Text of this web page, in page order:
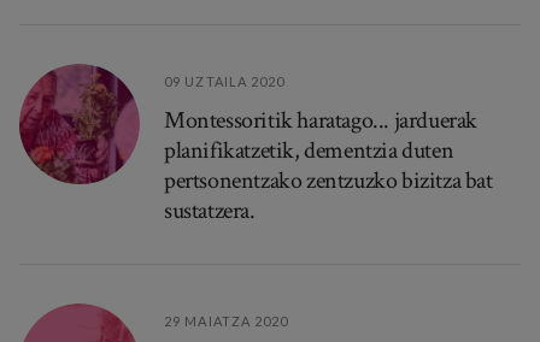
09 UZTAILA 2020
Montessoritik haratago... jarduerak
planifikatzetik, dementzia duten
pertsonentzako zentzuzko bizitza bat
sustatzera.
29 MAIATZA 2020